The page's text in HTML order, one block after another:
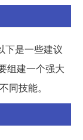
下是一些建议
组建一个强大
同技能。